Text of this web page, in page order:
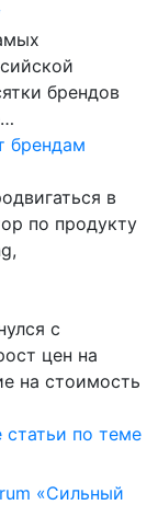
брендов
брендам
в
по продукту
с
цен на
на стоимость
статьи по теме
«Сильный